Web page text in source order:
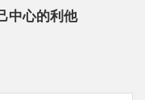
中心的利他